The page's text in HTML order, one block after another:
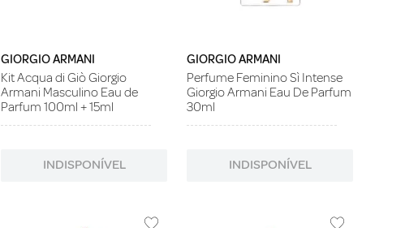
GIORGIO ARMANI
Kit Acqua di Giò Giorgio
Armani Masculino Eau de
Parfum 100ml + 15ml
INDISPONÍVEL
GIORGIO ARMANI
Perfume Feminino Sì Intense
Giorgio Armani Eau De Parfum
30ml
INDISPONÍVEL